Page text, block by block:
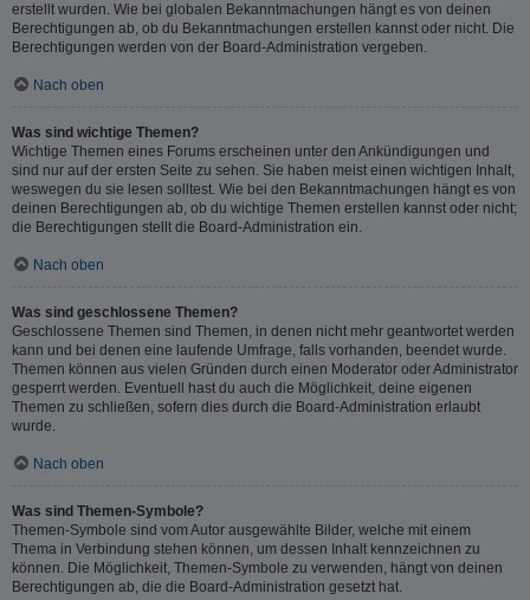
erstellt wurden. Wie bei globalen Bekanntmachungen hängt es von deinen
Berechtigungen ab, ob du Bekanntmachungen erstellen kannst oder nicht. Die
Berechtigungen werden von der Board-Administration vergeben.
Nach oben
Was sind wichtige Themen?
Wichtige Themen eines Forums erscheinen unter den Ankündigungen und
sind nur auf der ersten Seite zu sehen. Sie haben meist einen wichtigen Inhalt,
weswegen du sie lesen solltest. Wie bei den Bekanntmachungen hängt es von
deinen Berechtigungen ab, ob du wichtige Themen erstellen kannst oder nicht;
die Berechtigungen stellt die Board-Administration ein.
Nach oben
Was sind geschlossene Themen?
Geschlossene Themen sind Themen, in denen nicht mehr geantwortet werden
kann und bei denen eine laufende Umfrage, falls vorhanden, beendet wurde.
Themen können aus vielen Gründen durch einen Moderator oder Administrator
gesperrt werden. Eventuell hast du auch die Möglichkeit, deine eigenen
Themen zu schließen, sofern dies durch die Board-Administration erlaubt
wurde.
Nach oben
Was sind Themen-Symbole?
Themen-Symbole sind vom Autor ausgewählte Bilder, welche mit einem
Thema in Verbindung stehen können, um dessen Inhalt kennzeichnen zu
können. Die Möglichkeit, Themen-Symbole zu verwenden, hängt von deinen
Berechtigungen ab, die die Board-Administration gesetzt hat.